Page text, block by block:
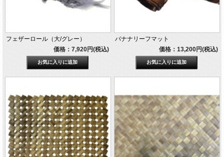
フェザーロール（大/グレー）
価格：7,920円(税込)
バナナリーフマット
価格：13,200円(税込)